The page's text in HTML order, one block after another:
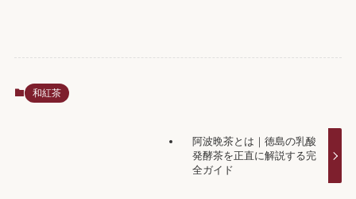
和紅茶
阿波晩茶とは｜徳島の乳酸
発酵茶を正直に解説する完
全ガイド